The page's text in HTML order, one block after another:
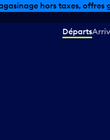
hors taxes,
Départs